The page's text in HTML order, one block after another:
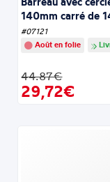
140mm carré de
#07121
Août en folie
44.87€
29,72€